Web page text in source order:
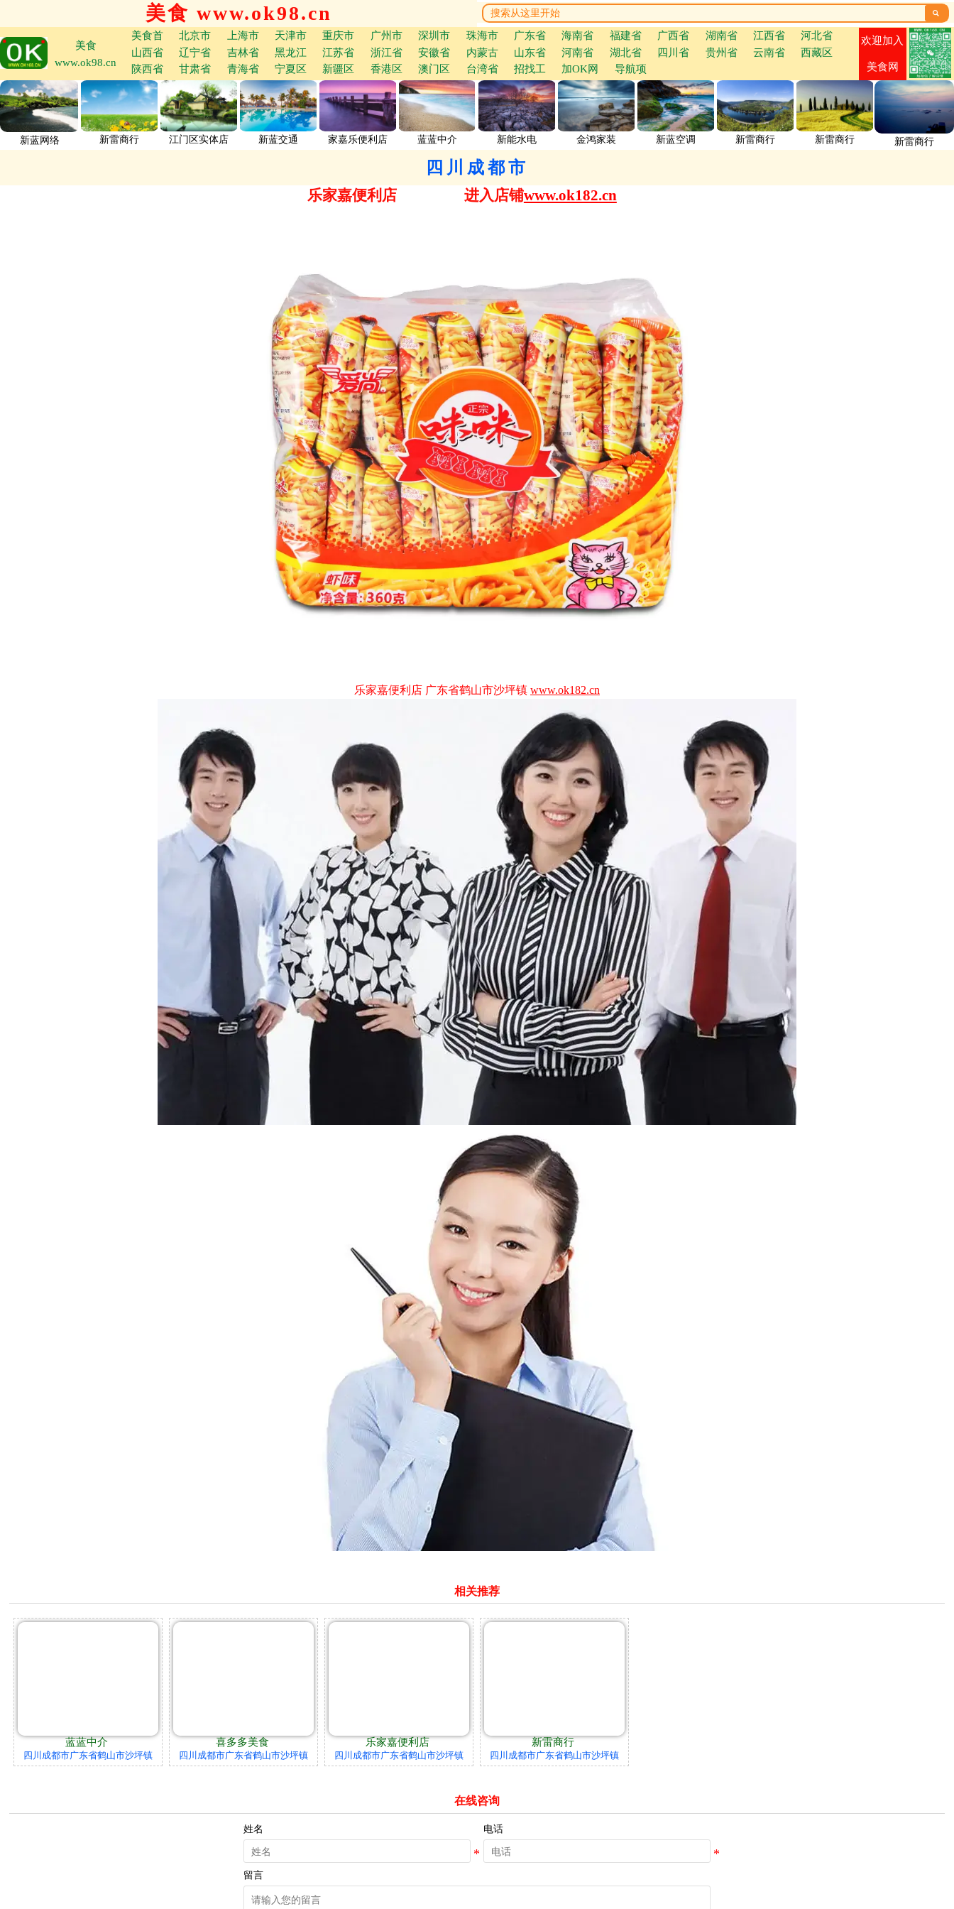
美食 www.ok98.cn 
美食
www.ok98.cn
美食首 北京市 上海市 天津市 重庆市 广州市 深圳市 珠海市 广东省 海南省 福建省 广西省 湖南省 江西省
河北省
山西省
辽宁省 吉林省 黑龙江 江苏省 浙江省 安徽省 内蒙古 山东省 河南省 湖北省 四川省 贵州省 云南省
西藏区
陕西省
甘肃省 青海省 宁夏区 新疆区 香港区 澳门区 台湾省 招找工 加OK网 导航项
欢迎加入
美食网
新蓝网络 新雷商行 江门区实体店 新蓝交通 家嘉乐便利店 蓝蓝中介 新能水电 金鸿家装 新蓝空调 新雷商行 新雷商行 新雷商行
四川成都市
乐家嘉便利店 进入店铺www.ok182.cn
乐家嘉便利店 广东省鹤山市沙坪镇 www.ok182.cn
相关推荐
蓝蓝中介
四川成都市广东省鹤山市沙坪镇
喜多多美食
四川成都市广东省鹤山市沙坪镇
乐家嘉便利店
四川成都市广东省鹤山市沙坪镇
新雷商行
四川成都市广东省鹤山市沙坪镇
在线咨询
姓名 电话
留言